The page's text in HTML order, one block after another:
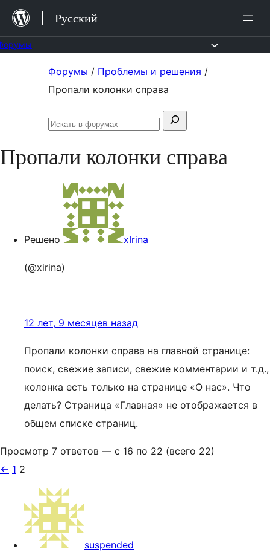
Перейти
содержимому
Русский
Форумы / Проблемы и решения /
Пропали колонки справа
Поиск:
Искать
Пропали колонки справа
Решено xIrina
(@xirina)
12 лет, 9 месяцев назад
Пропали колонки справа на главной странице:
поиск, свежие записи, свежие комментарии и т.д.,
колонка есть только на странице «О нас». Что
делать? Страница «Главная» не отображается в
общем списке страниц.
Просмотр 7 ответов — с 16 по 22 (всего 22)
← 1 2
suspended